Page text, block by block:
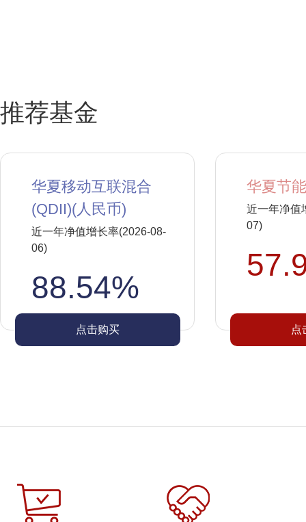
推荐基金
华夏移动互联混合
(QDII)(人民币)
近一年净值增长率(2026-08-
06)
88.54%
点击购买
华夏节
近一年净值
07)
点